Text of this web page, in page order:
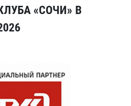
«СОЧИ» В